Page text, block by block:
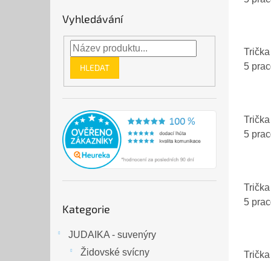
Vyhledávání
HLEDAT
kategorie
Kategorie
JUDAIKA - suvenýry
Židovské svícny
5
5
5